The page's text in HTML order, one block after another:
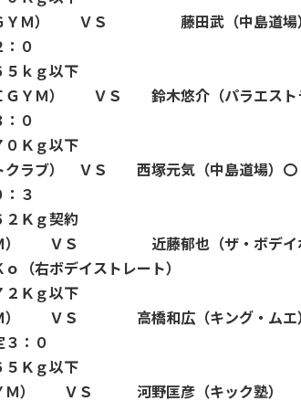
ＧＹＭ） ＶＳ 藤田武（中島道場）
ｇ以下
ＧＹＭ） ＶＳ 鈴木悠介（パラエストラ
ｇ以下
ラブ） ＶＳ 西塚元気（中島道場）〇
ｇ契約
Ｍ） ＶＳ 近藤郁也（ザ・ボデイボ
ストレート）
ｇ以下
Ｍ） ＶＳ 高橋和広（キング・ムエ）
ｇ以下
Ｍ） ＶＳ 河野匡彦（キック塾）